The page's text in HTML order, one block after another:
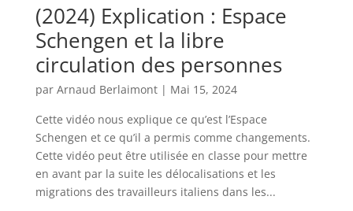
(2024) Explication : Espace
Schengen et la libre
circulation des personnes
par Arnaud Berlaimont| Mai 15, 2024
Cette vidéo nous explique ce qu’est l’Espace
Schengen et ce qu’il a permis comme changements.
Cette vidéo peut être utilisée en classe pour mettre
en avant par la suite les délocalisations et les
migrations des travailleurs italiens dans les...